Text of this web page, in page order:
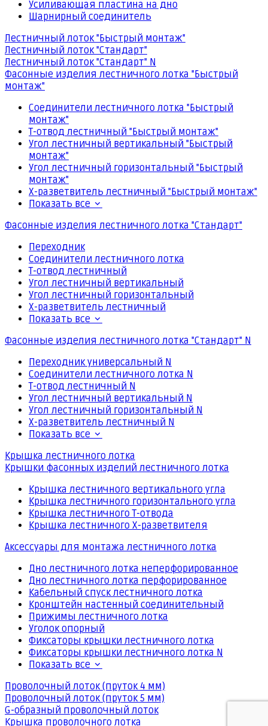
Усиливающая пластина на дно
Шарнирный соединитель
Лестничный лоток "Быстрый монтаж"
Лестничный лоток "Стандарт"
Лестничный лоток "Стандарт" N
Фасонные изделия лестничного лотка "Быстрый
монтаж"
Соединители лестничного лотка "Быстрый
монтаж"
Т-отвод лестничный "Быстрый монтаж"
Угол лестничный вертикальный "Быстрый
монтаж"
Угол лестничный горизонтальный "Быстрый
монтаж"
Х-разветвитель лестничный "Быстрый монтаж"
Показать все
Фасонные изделия лестничного лотка "Стандарт"
Переходник
Соединители лестничного лотка
Т-отвод лестничный
Угол лестничный вертикальный
Угол лестничный горизонтальный
Х-разветвитель лестничный
Показать все
Фасонные изделия лестничного лотка "Стандарт" N
Переходник универсальный N
Соединители лестничного лотка N
Т-отвод лестничный N
Угол лестничный вертикальный N
Угол лестничный горизонтальный N
Х-разветвитель лестничный N
Показать все
Крышка лестничного лотка
Крышки фасонных изделий лестничного лотка
Крышка лестничного вертикального угла
Крышка лестничного горизонтального угла
Крышка лестничного Т-отвода
Крышка лестничного Х-разветвителя
Аксессуары для монтажа лестничного лотка
Дно лестничного лотка неперфорированное
Дно лестничного лотка перфорированное
Кабельный спуск лестничного лотка
Кронштейн настенный соединительный
Прижимы лестничного лотка
Уголок опорный
Фиксаторы крышки лестничного лотка
Фиксаторы крышки лестничного лотка N
Показать все
Проволочный лоток (пруток 4 мм)
Проволочный лоток (пруток 5 мм)
G-образный проволочный лоток
Крышка проволочного лотка